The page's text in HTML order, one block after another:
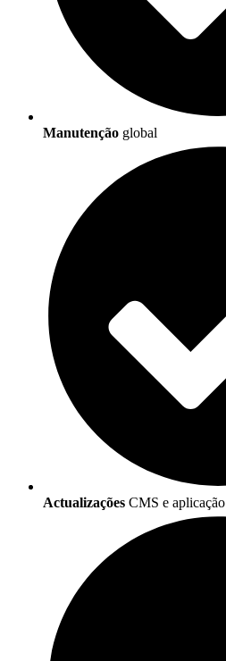
Manutenção global
Actualizações CMS e aplicação